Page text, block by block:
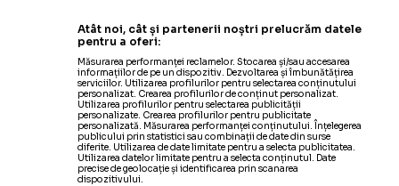
Atât noi, cât și partenerii noștri prelucrăm datele
pentru a oferi:
Măsurarea performanței reclamelor. Stocarea și/sau accesarea
informațiilor de pe un dispozitiv. Dezvoltarea și îmbunătățirea
serviciilor. Utilizarea profilurilor pentru selectarea conținutului
personalizat. Crearea profilurilor de conținut personalizat.
Utilizarea profilurilor pentru selectarea publicității
personalizate. Crearea profilurilor pentru publicitate
personalizată. Măsurarea performanței conținutului. Înțelegerea
publicului prin statistici sau combinații de date din surse
diferite. Utilizarea de date limitate pentru a selecta publicitatea.
Utilizarea datelor limitate pentru a selecta conținutul. Date
precise de geolocație și identificarea prin scanarea
dispozitivului.